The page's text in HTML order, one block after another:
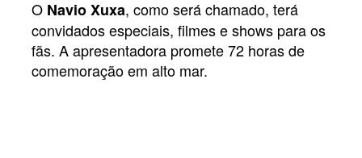
O Navio Xuxa, como será chamado, terá
convidados especiais, filmes e shows para os
fãs. A apresentadora promete 72 horas de
comemoração em alto mar.